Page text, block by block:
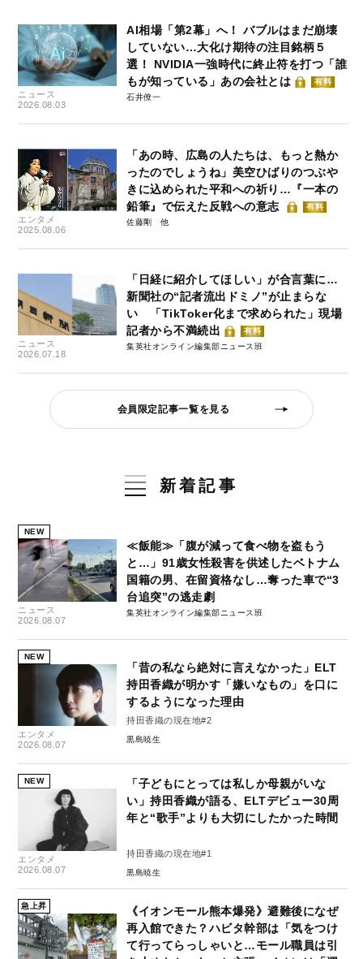
ニュース
2026.08.03
AI相場「第2幕」へ！ バブルはまだ崩壊
していない…大化け期待の注目銘柄５
選！ NVIDIA一強時代に終止符を打つ「誰
もが知っている」あの会社とは
有料
石井僚一
エンタメ
2025.08.06
「あの時、広島の人たちは、もっと熱か
ったのでしょうね」美空ひばりのつぶや
きに込められた平和への祈り…『一本の
鉛筆』で伝えた反戦への意志
有料
佐藤剛
ニュース
2026.07.18
「日経に紹介してほしい」が合言葉に…
新聞社の“記者流出ドミノ”が止まらな
い 「TikToker化まで求められた」現場
記者から不満続出
有料
集英社オンライン編集部ニュース班
会員限定記事一覧を見る
新着記事
NEW
ニュース
2026.08.07
≪飯能≫「腹が減って食べ物を盗もう
と…」91歳女性殺害を供述したベトナム
国籍の男、在留資格なし…奪った車で“3
台追突”の逃走劇
集英社オンライン編集部ニュース班
NEW
エンタメ
2026.08.07
「昔の私なら絶対に言えなかった」ELT
持田香織が明かす「嫌いなもの」を口に
するようになった理由
持田香織の現在地#2
黒島暁生
NEW
エンタメ
2026.08.07
「子どもにとっては私しか母親がいな
い」持田香織が語る、ELTデビュー30周
年と“歌手”よりも大切にしたかった時間
持田香織の現在地#1
黒島暁生
急上昇
《イオンモール熊本爆発》避難後になぜ
再入館できた？ハビタ幹部は「気をつけ
て行ってらっしゃいと…モール職員は引